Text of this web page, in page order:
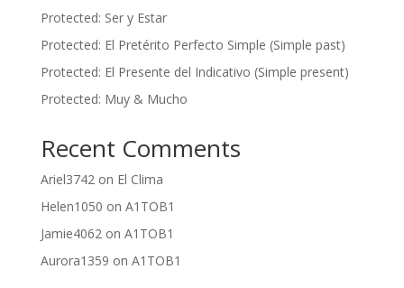
Protected: Ser y Estar
Protected: El Pretérito Perfecto Simple (Simple past)
Protected: El Presente del Indicativo (Simple present)
Protected: Muy & Mucho
Recent Comments
Ariel3742 on El Clima
Helen1050 on A1TOB1
Jamie4062 on A1TOB1
Aurora1359 on A1TOB1